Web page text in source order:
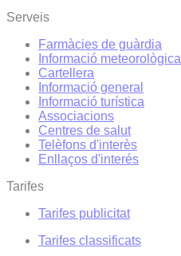
Serveis
Farmàcies de guàrdia
Informació meteorològica
Cartellera
Informació general
Informació turística
Associacions
Centres de salut
Telèfons d'interès
Enllaços d'interés
Tarifes
Tarifes publicitat
Tarifes classificats